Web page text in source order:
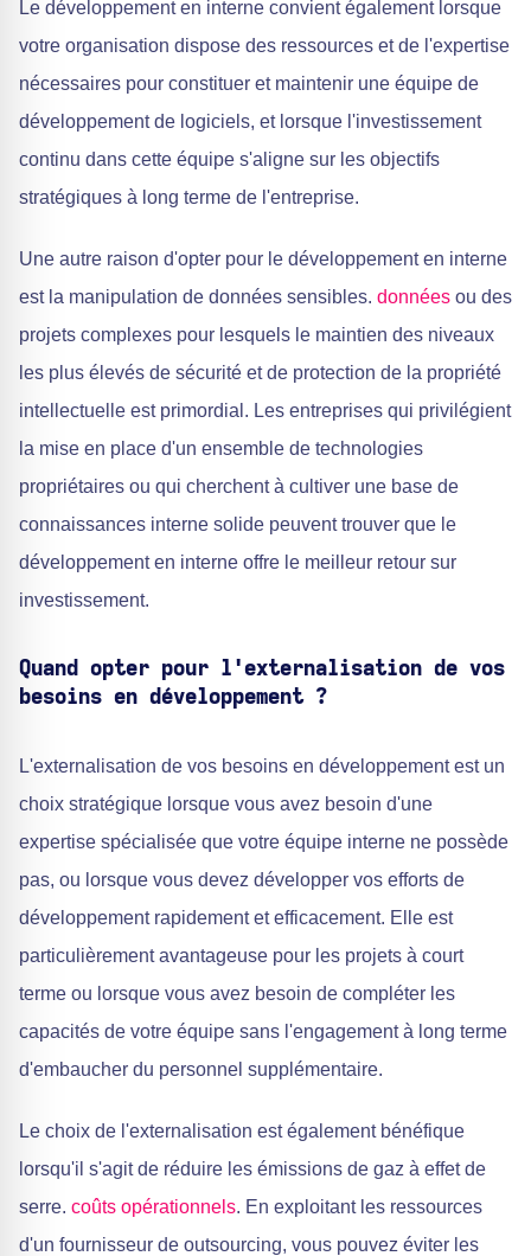
Le développement en interne convient également lorsque
votre organisation dispose des ressources et de l'expertise
nécessaires pour constituer et maintenir une équipe de
développement de logiciels, et lorsque l'investissement
continu dans cette équipe s'aligne sur les objectifs
stratégiques à long terme de l'entreprise.
Une autre raison d'opter pour le développement en interne
est la manipulation de données sensibles. données ou des
projets complexes pour lesquels le maintien des niveaux
les plus élevés de sécurité et de protection de la propriété
intellectuelle est primordial. Les entreprises qui privilégient
la mise en place d'un ensemble de technologies
propriétaires ou qui cherchent à cultiver une base de
connaissances interne solide peuvent trouver que le
développement en interne offre le meilleur retour sur
investissement.
Quand opter pour l'externalisation de vos
besoins en développement ?
L'externalisation de vos besoins en développement est un
choix stratégique lorsque vous avez besoin d'une
expertise spécialisée que votre équipe interne ne possède
pas, ou lorsque vous devez développer vos efforts de
développement rapidement et efficacement. Elle est
particulièrement avantageuse pour les projets à court
terme ou lorsque vous avez besoin de compléter les
capacités de votre équipe sans l'engagement à long terme
d'embaucher du personnel supplémentaire.
Le choix de l'externalisation est également bénéfique
lorsqu'il s'agit de réduire les émissions de gaz à effet de
serre. coûts opérationnels. En exploitant les ressources
d'un fournisseur de outsourcing, vous pouvez éviter les